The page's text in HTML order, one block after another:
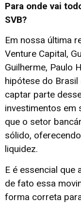
Para onde vai
SVB?
Em nossa última
Venture Capital,
Guilherme, Paulo
hipótese do
captar parte
investimentos em
que o setor
sólido,
liquidez.
E é essencial
de fato essa
forma correta